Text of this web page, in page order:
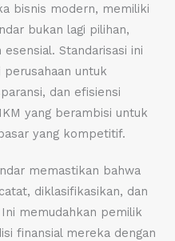
bisnis modern, memiliki
bukan lagi pilihan,
Standarisasi ini
perusahaan untuk
dan efisiensi
yang berambisi untuk
yang kompetitif.
memastikan bahwa
diklasifikasikan, dan
memudahkan pemilik
finansial mereka dengan